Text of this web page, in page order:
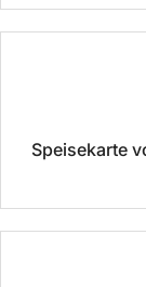
Speisekarte